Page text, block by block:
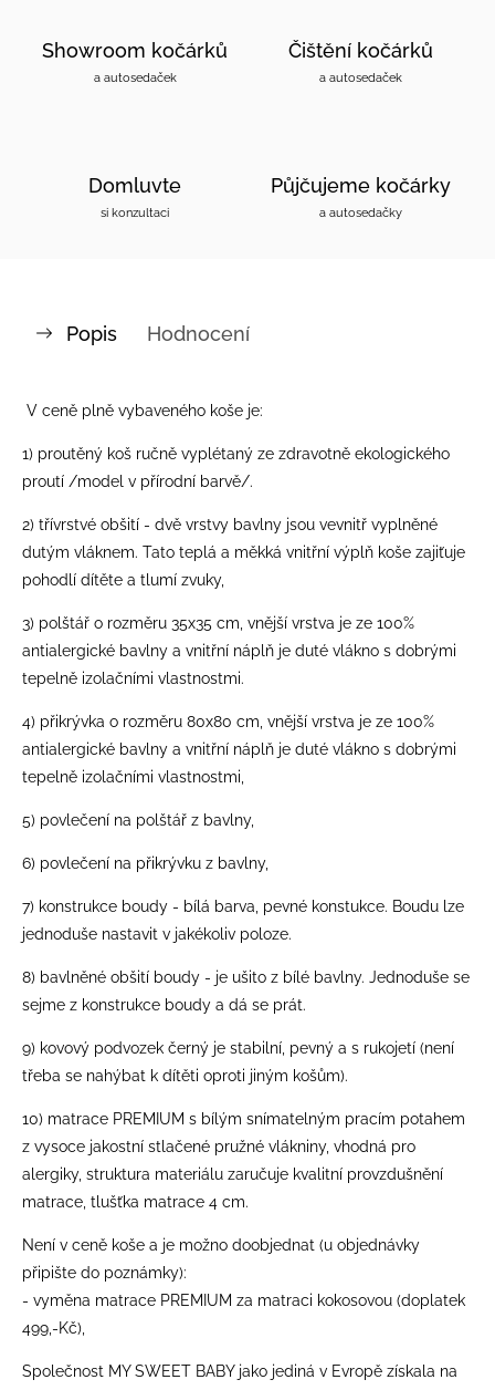
Showroom kočárků
a autosedaček
Čištění kočárků
a autosedaček
Domluvte
si konzultaci
Půjčujeme kočárky
a autosedačky
Popis Hodnocení
V ceně plně vybaveného koše je:
1) proutěný koš ručně vyplétaný ze zdravotně ekologického
proutí /model v přírodní barvě/.
2) třívrstvé obšití - dvě vrstvy bavlny jsou vevnitř vyplněné
dutým vláknem. Tato teplá a měkká vnitřní výplň koše zajiťuje
pohodlí dítěte a tlumí zvuky,
3) polštář o rozměru 35x35 cm, vnější vrstva je ze 100%
antialergické bavlny a vnitřní náplň je duté vlákno s dobrými
tepelně izolačními vlastnostmi.
4) přikrývka o rozměru 80x80 cm, vnější vrstva je ze 100%
antialergické bavlny a vnitřní náplň je duté vlákno s dobrými
tepelně izolačními vlastnostmi,
5) povlečení na polštář z bavlny,
6) povlečení na přikrývku z bavlny,
7) konstrukce boudy - bílá barva, pevné konstukce. Boudu lze
jednoduše nastavit v jakékoliv poloze.
8) bavlněné obšití boudy - je ušito z bílé bavlny. Jednoduše se
sejme z konstrukce boudy a dá se prát.
9) kovový podvozek černý je stabilní, pevný a s rukojetí (není
třeba se nahýbat k dítěti oproti jiným košům).
10) matrace PREMIUM s bílým snímatelným pracím potahem
z vysoce jakostní stlačené pružné vlákniny, vhodná pro
alergiky, struktura materiálu zaručuje kvalitní provzdušnění
matrace, tlušťka matrace 4 cm.
Není v ceně koše a je možno doobjednat (u objednávky
připište do poznámky):
- vyměna matrace PREMIUM za matraci kokosovou (doplatek
499,-Kč),
Společnost MY SWEET BABY jako jediná v Evropě získala na